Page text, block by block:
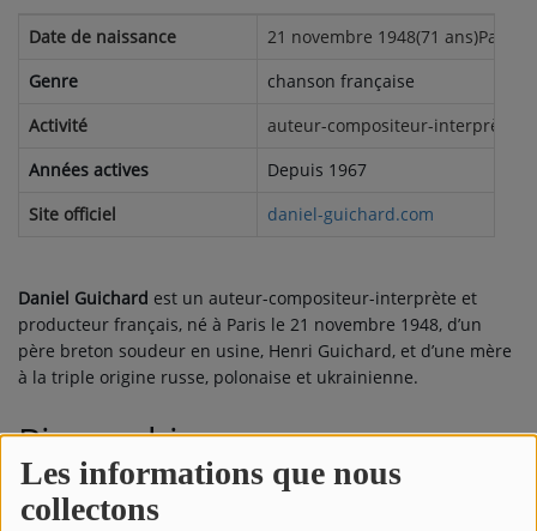
Les informations que nous
collectons
Date de naissance
21 novembre 1948(71 ans)Paris,
Genre
chanson française
Activité
auteur-compositeur-interprète,
Années actives
Depuis 1967
Site officiel
daniel-guichard.com
Daniel Guichard est un auteur-compositeur-interprète et
producteur français, né à Paris le 21 novembre 1948, d’un
père breton soudeur en usine, Henri Guichard, et d’une mère
à la triple origine russe, polonaise et ukrainienne.
Biographie
Grandissant non loin du quartier des Halles, Daniel perd son
père à l’âge de quinze ans et doit, pour vivre, travailler aux